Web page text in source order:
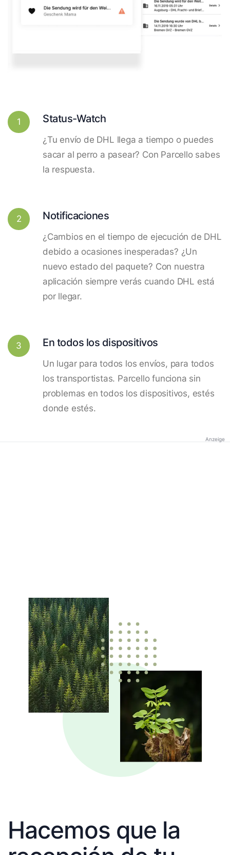
1 Status-Watch
¿Tu envío de DHL llega a tiempo o puedes
sacar al perro a pasear? Con Parcello sabes
la respuesta.
2 Notificaciones
¿Cambios en el tiempo de ejecución de DHL
debido a ocasiones inesperadas? ¿Un
nuevo estado del paquete? Con nuestra
aplicación siempre verás cuando DHL está
por llegar.
3 En todos los dispositivos
Un lugar para todos los envíos, para todos
los transportistas. Parcello funciona sin
problemas en todos los dispositivos, estés
donde estés.
Anzeige
Hacemos que la